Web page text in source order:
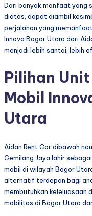
Dari banyak manfaat yang
diatas, dapat diambil
perjalanan yang
Innova Bogor Utara dari
menjadi lebih santai, lebih
Pilihan
Mobil
Utara
Aidan Rent Car dibawah
Gemilang Jaya lahir
mobil di wilayah Bogor
alternatif terdepan bagi
membutuhkan keleluasaan
mobilitas di Bogor Utara